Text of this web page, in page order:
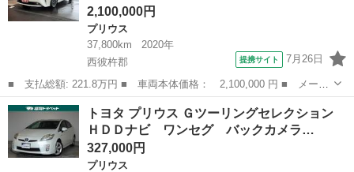
2,100,000円
プリウス
37,800km
2020年
西彼杵郡
提携サイト 7月26日
■ 支払総額: 221.8万円 ■ 車両本体価格： 2,100,000 円 ■ メーカ
ー名： トヨタ ■ 車種名： プリウス ■ グレード名： Ａ メモ
リーナビ フルセグ パノラミックビューモニター ドラレコ前後
ＥＴＣ ...
長崎 西彼杵郡 プリウス
トヨタ プリウス Ｇツーリングセレクション
ＨＤＤナビ ワンセグ バックカメラ…
327,000円
プリウス